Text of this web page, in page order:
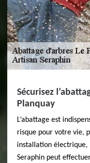
Sécurisez
Planquay
L’abattage est
risque pour votre vie,
installation
Seraphin peut